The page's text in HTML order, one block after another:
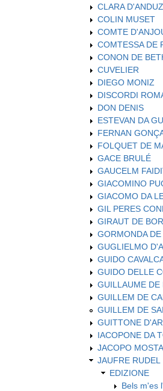
CLARA
COLIN MUSET
COMTE
COMTESSA DE
CONON DE
CUVELIER
DIEGO MONIZ
DISCORDI
DON DENIS
ESTEVAN DA
FERNAN
FOLQUET DE
GACE BRULÉ
GAUCELM
GIACOMINO
GIACOMO DA
GIL PERES
GIRAUT DE
GORMONDA
GUGLIELMO
GUIDO
GUIDO DELLE
GUILLAUME DE
GUILLEM DE
GUILLEM DE
GUITTONE
IACOPONE DA
JACOPO
JAUFRE RUDEL
EDIZIONE
Bels m'es